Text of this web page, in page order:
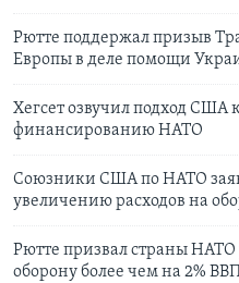
Рютте поддержал призыв
Европы в деле помощи
Хегсет озвучил подход США
финансированию НАТО
Союзники США по НАТО
увеличению расходов на
Рютте призвал страны НАТО
оборону более чем на 2%